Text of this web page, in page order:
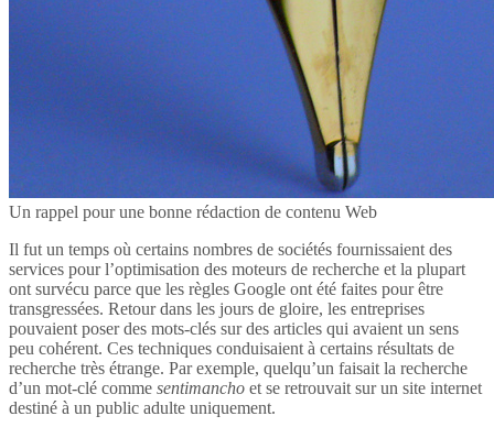
Un rappel pour une bonne rédaction de contenu Web
Il fut un temps où certains nombres de sociétés fournissaient des
services pour l’optimisation des moteurs de recherche et la plupart
ont survécu parce que les règles Google ont été faites pour être
transgressées. Retour dans les jours de gloire, les entreprises
pouvaient poser des mots-clés sur des articles qui avaient un sens
peu cohérent. Ces techniques conduisaient à certains résultats de
recherche très étrange. Par exemple, quelqu’un faisait la recherche
d’un mot-clé comme sentimancho et se retrouvait sur un site internet
destiné à un public adulte uniquement.